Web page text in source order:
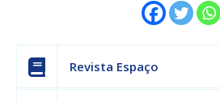
Revista Espaço